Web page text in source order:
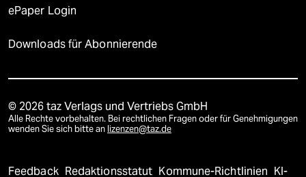
ePaper Login
Downloads für Abonnierende
© 2026 taz Verlags und Vertriebs GmbH
Alle Rechte vorbehalten. Bei rechtlichen Fragen oder für Genehmigungen
wenden Sie sich bitte an lizenzen@taz.de
Feedback Redaktionsstatut Kommune-Richtlinien KI-